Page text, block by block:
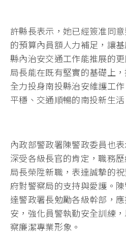
許縣長表示，她已經簽准同
的預算內員額人力補足，讓
縣內治安交通工作能推展的
局長能在既有堅實的基礎上
全力投身南投縣治安維護工
平穩、交通順暢的南投新生活
內政部警政署陳警政委員也
深受各級長官的肯定，職務
局長榮陞新職，表達誠摯的
府對警察局的支持與愛護。
達警政署長勉勵各級幹部，
安，強化員警執勤安全訓練
察廉潔專業形象。